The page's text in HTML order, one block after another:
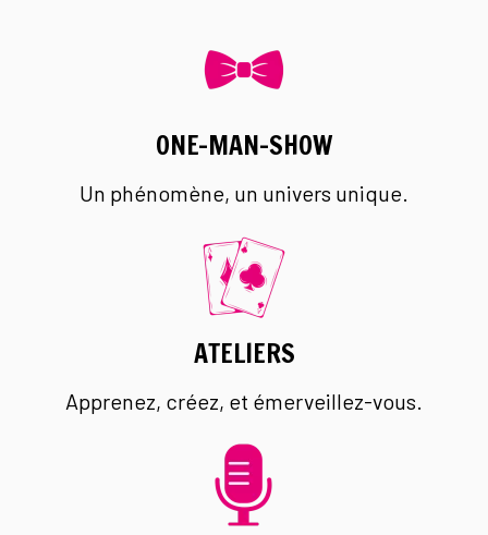
ONE-MAN-SHOW
Un phénomène, un univers unique.
ATELIERS
Apprenez, créez, et émerveillez-vous.